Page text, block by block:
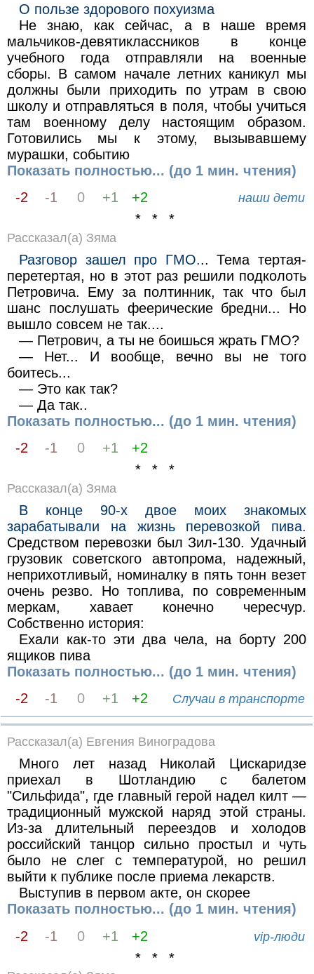
О пользе здорового поxyизма
Не знаю, как сейчас, а в наше время
мальчиков-девятиклассников в конце
учебного года отправляли на военные
сборы. В самом начале летних каникул мы
должны были приходить по утрам в свою
школу и отправляться в поля, чтобы учиться
там военному делу настоящим образом.
Готовились мы к этому, вызывавшему
мурашки, событию
Показать полностью... (до 1 мин. чтения)
-2
-1 0 +1 +2 наши дети
* * *
Рассказал(а) Зяма
Разговор зашел про ГМО... Тема тертая-
перетертая, но в этот раз решили подколоть
Петровича. Ему за полтинник, так что был
шанс послушать феерические бредни... Но
вышло совсем не так....
— Петрович, а ты не боишься жрать ГМО?
— Нет... И вообще, вечно вы не того
боитесь...
— Это как так?
— Да так..
Показать полностью... (до 1 мин. чтения)
-2
-1 0 +1
+2
* * *
Рассказал(а) Зяма
В конце 90-х двое моих знакомых
зарабатывали на жизнь перевозкой пива.
Средством перевозки был Зил-130. Удачный
грузовик советского автопрома, надежный,
неприхотливый, номиналку в пять тонн везет
очень резво. Но топлива, по современным
меркам, хавает конечно чересчур.
Собственно история:
Ехали как-то эти два чела, на борту 200
ящиков пива
Показать полностью... (до 1 мин. чтения)
-2
-1 0 +1 +2 Случаи в транспорте
Рассказал(а) Евгения Виноградова
Много лет назад Николай Цискаридзе
приехал в Шотландию с балетом
"Сильфида", где главный герой надел килт —
традиционный мужской наряд этой страны.
Из-за длительный переездов и холодов
российский танцор сильно простыл и чуть
было не слег с температурой, но решил
выйти к публике после приема лекарств.
Выступив в первом акте, он скорее
Показать полностью... (до 1 мин. чтения)
-2
-1 0 +1 +2 vip-люди
* * *